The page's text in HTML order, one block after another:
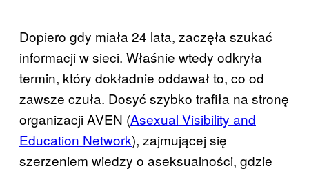
Dopiero gdy miała 24 lata, zaczęła szukać
informacji w sieci. Właśnie wtedy odkryła
termin, który dokładnie oddawał to, co od
zawsze czuła. Dosyć szybko trafiła na stronę
organizacji AVEN (Asexual Visibility and
Education Network), zajmującej się
szerzeniem wiedzy o aseksualności, gdzie